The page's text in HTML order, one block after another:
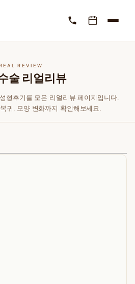
REVIEW
술 리얼리뷰
형후기를 모은 리얼리뷰 페이지입니다.
귀, 모양 변화까지 확인해보세요.